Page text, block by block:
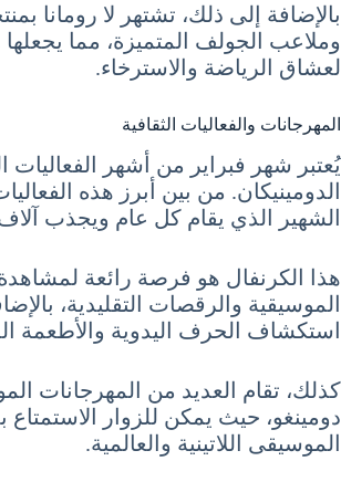
بالإضافة إلى ذلك، تشتهر لا رومانا
وملاعب الجولف المتميزة، مما
لعشاق الرياضة والاسترخاء.
المهرجانات والفعاليات الثقافية
يُعتبر شهر فبراير من أشهر الفعاليات
الدومينيكان. من بين أبرز هذه
الشهير الذي يقام كل عام ويجذب آلاف
هذا الكرنفال هو فرصة رائعة
الموسيقية والرقصات التقليدية،
استكشاف الحرف اليدوية والأطعمة
كذلك، تقام العديد من المهرجانات
دومينغو، حيث يمكن للزوار
الموسيقى اللاتينية والعالمية.